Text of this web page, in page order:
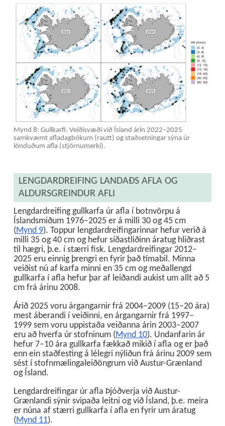
Mynd 8: Gullkarfi. Veiðisvæði við Ísland árin 2022–2025
samkvæmt afladagbókum (rautt) og staðsetningar sýna úr
lönduðum afla (stjörnumerki).
LENGDARDREIFING LANDAÐS AFLA OG
ALDURSGREINDUR AFLI
Lengdardreifing gullkarfa úr afla í botnvörpu á
Íslandsmiðum 1976–2025 er á milli 30 og 45 cm
(Mynd 9). Toppur lengdardreifingarinnar hefur verið á
milli 35 og 40 cm og hefur síðastliðinn áratug hliðrast
til hægri, þ.e. í stærri fisk. Lengdardreifingar 2012–
2025 eru einnig þrengri en fyrir það tímabil. Minna
veiðist nú af karfa minni en 35 cm og meðallengd
gullkarfa í afla hefur þar af leiðandi aukist um allt að 5
cm frá árinu 2008.
Árið 2025 voru árgangarnir frá 2004–2009 (15–20 ára)
mest áberandi í veiðinni, en árgangarnir frá 1997–
1999 sem voru uppistaða veiðanna árin 2003–2007
eru að hverfa úr stofninum (Mynd 10). Undanfarin ár
hefur 7–10 ára gullkarfa fækkað mikið í afla og er það
enn ein staðfesting á lélegri nýliðun frá árinu 2009 sem
sést í stofnmælingaleiðöngrum við Austur-Grænland
og Ísland.
Lengdardreifingar úr afla Þjóðverja við Austur-
Grænlandi sýnir svipaða leitni og við Ísland, þ.e. meira
er núna af stærri gullkarfa í afla en fyrir um áratug
(Mynd 11).